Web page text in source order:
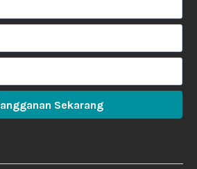
Sekarang